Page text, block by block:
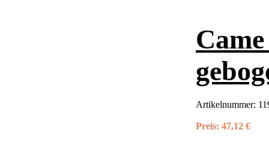
Artikelnummer:
Preis: 47,12 €